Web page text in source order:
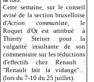
Cette semaine, sur le conseil
avisé de la section bruxelloise
d'Action communiste , le
Roquet d'Or est attribué
à
Thierry Steiner pour la
vulgarité insultante de son
commentaire sur les réductions
d'effectifs chez Renault :
"Renault fait la vidange"...
(lors du 7-10 du 25 juillet).